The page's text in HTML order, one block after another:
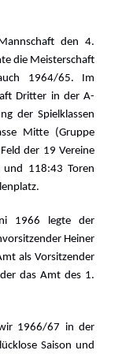
den 4.
die Meisterschaft
1964/65. Im
Dritter in der A-
der Spielklassen
Mitte (Gruppe
der 19 Vereine
118:43 Toren
1966 legte der
Heiner
als Vorsitzender
das Amt des 1.
1966/67 in der
Saison und